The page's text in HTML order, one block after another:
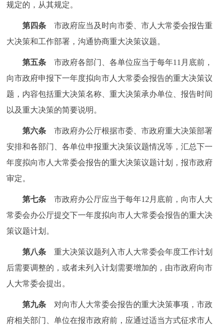
规定的，从其规定。
第四条 市政府应当及时向市委、市人大常委会报告重
大决策和工作部署，沟通协商重大决策议题。
第五条 市政府各部门、各单位应当于每年11月底前，
向市政府申报下一年度拟向市人大常委会报告的重大决策议
题，内容包括重大决策名称、重大决策承办单位、报告时间
以及重大决策的简要说明。
第六条 市政府办公厅根据市委、市政府重大决策部署
安排和各部门、各单位申报重大决策议题情况等，汇总下一
年度拟向市人大常委会报告的重大决策议题计划，报市政府
审定。
第七条 市政府办公厅应当于每年12月底前，向市人大
常委会办公厅提交下一年度拟向市人大常委会报告的重大决
策议题计划。
第八条 重大决策议题列入市人大常委会年度工作计划
后需要调整的，或者未列入计划需要增加的，由市政府向市
人大常委会提出。
第九条 对向市人大常委会报告的重大决策事项，市政
府相关部门、单位在报市政府前，应通过适当方式征求市人